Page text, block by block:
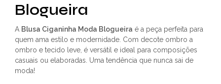
Blogueira
A Blusa Ciganinha Moda Blogueira é a peça perfeita para
quem ama estilo e modernidade. Com decote ombro a
ombro e tecido leve, é versátil e ideal para composições
casuais ou elaboradas. Uma tendência que nunca sai de
moda!